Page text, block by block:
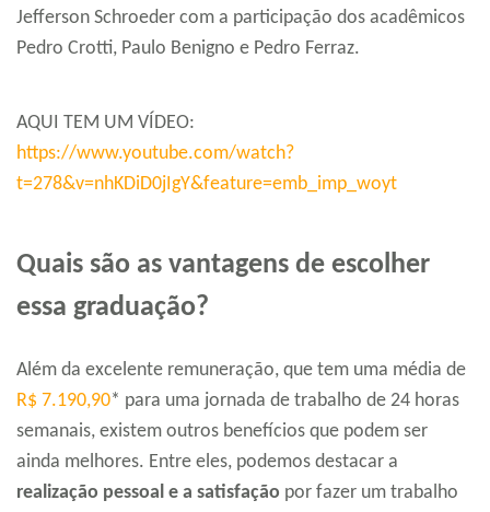
Jefferson Schroeder com a participação dos acadêmicos
Pedro Crotti, Paulo Benigno e Pedro Ferraz.
AQUI TEM UM VÍDEO:
https://www.youtube.com/watch?
t=278&v=nhKDiD0jIgY&feature=emb_imp_woyt
Quais são as vantagens de escolher
essa graduação?
Além da excelente remuneração, que tem uma média de
R$ 7.190,90* para uma jornada de trabalho de 24 horas
semanais, existem outros benefícios que podem ser
ainda melhores. Entre eles, podemos destacar a
realização pessoal e a satisfação por fazer um trabalho